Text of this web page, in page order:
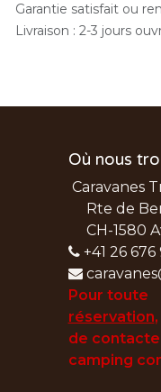
Garantie satisfait ou
Livraison : 2-3 jours
Où nous
Caravanes
Rte de
CH-1580
+41 26 676
Pour toute
réservation
de
camping